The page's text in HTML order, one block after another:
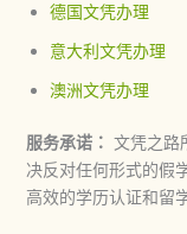
德国文凭办理
意大利文凭办理
澳洲文凭办理
服务承诺： 文凭之路
决反对任何形式的假
高效的学历认证和留